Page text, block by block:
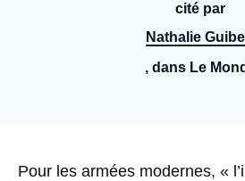
Se
cité par
Nathalie
, dans Le
Accroche
Pour les armées modernes, «